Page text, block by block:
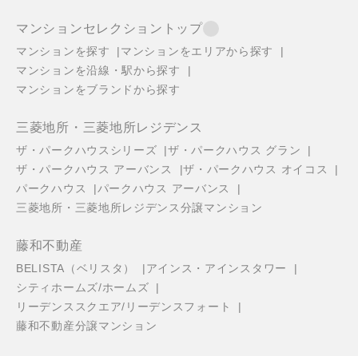
マンションセレクショントップ
マンションを探す
マンションをエリアから探す
マンションを沿線・駅から探す
マンションをブランドから探す
三菱地所・三菱地所レジデンス
ザ・パークハウスシリーズ
ザ・パークハウス グラン
ザ・パークハウス アーバンス
ザ・パークハウス オイコス
パークハウス
パークハウス アーバンス
三菱地所・三菱地所レジデンス分譲マンション
藤和不動産
BELISTA（ベリスタ）
アインス・アインスタワー
シティホームズ/ホームズ
リーデンススクエア/リーデンスフォート
藤和不動産分譲マンション